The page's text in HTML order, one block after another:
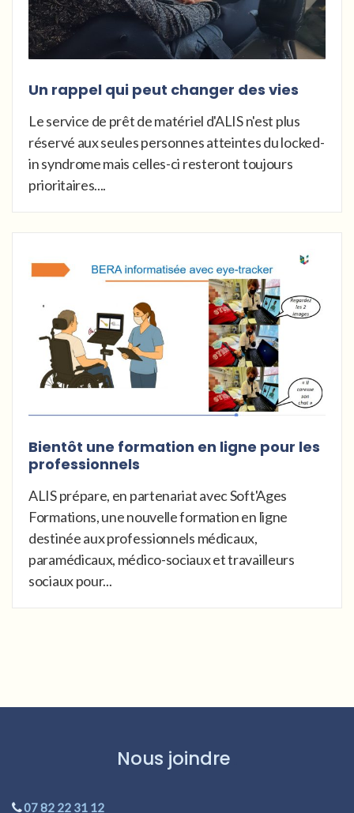
Un rappel qui peut changer des vies
Le service de prêt de matériel d'ALIS n'est plus
réservé aux seules personnes atteintes du locked-
in syndrome mais celles-ci resteront toujours
prioritaires....
Bientôt une formation en ligne pour les
professionnels
ALIS prépare, en partenariat avec Soft'Ages
Formations, une nouvelle formation en ligne
destinée aux professionnels médicaux,
paramédicaux, médico-sociaux et travailleurs
sociaux pour...
Nous joindre
07 82 22 31 12